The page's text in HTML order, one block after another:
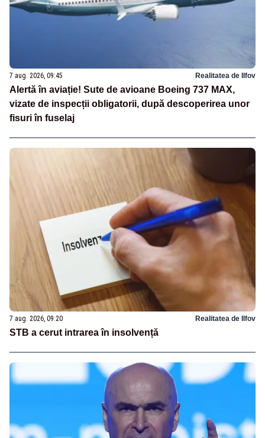
7 aug. 2026, 09:45 Realitatea de Ilfov
Alertă în aviație! Sute de avioane Boeing 737 MAX,
vizate de inspecții obligatorii, după descoperirea unor
fisuri în fuselaj
7 aug. 2026, 09:20 Realitatea de Ilfov
STB a cerut intrarea în insolvență